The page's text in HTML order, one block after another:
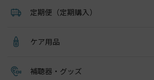
定期便（定期購入）
ケア用品
補聴器・グッズ